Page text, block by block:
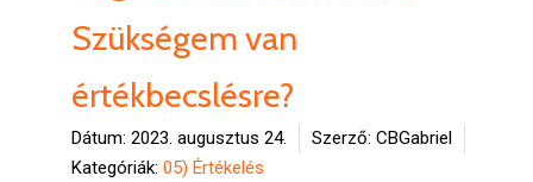
Szükségem van
értékbecslésre?
Dátum: 2023. augusztus 24. Szerző: CBGabriel
Kategóriák: 05) Értékelés